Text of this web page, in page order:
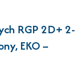
RGP 2D+ 2-
EKO –